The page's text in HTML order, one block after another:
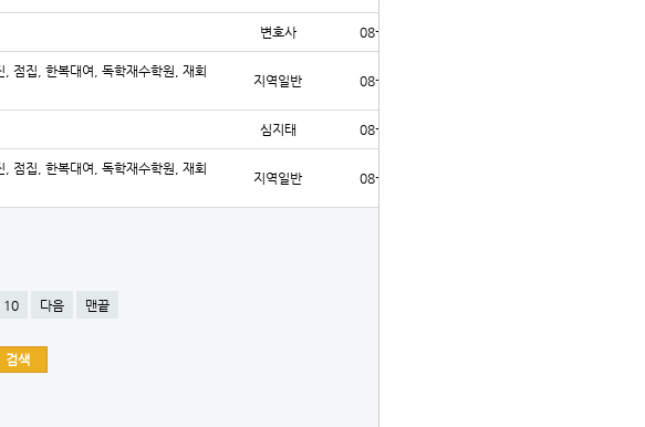
변호사 08-05
점집, 한복대여, 독학재수학원, 재회
지역일반 08-05
심지태 08-05
점집, 한복대여, 독학재수학원, 재회
지역일반 08-05
10 다음 맨끝